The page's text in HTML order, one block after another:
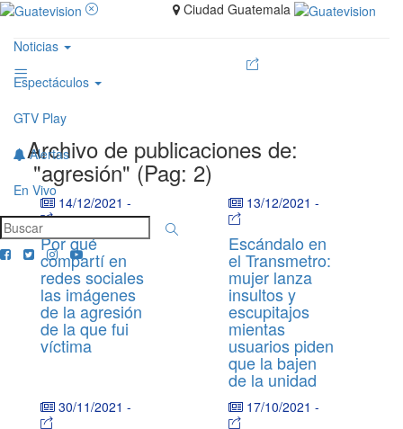
Noticias
Espectáculos
GTV Play
Alertas
En Vivo
Ciudad Guatemala
Archivo de publicaciones de:
"agresión" (Pag: 2)
14/12/2021 -
Por qué
compartí en
redes sociales
las imágenes
de la agresión
de la que fui
víctima
13/12/2021 -
Escándalo en
el Transmetro:
mujer lanza
insultos y
escupitajos
mientas
usuarios piden
que la bajen
de la unidad
30/11/2021 - 17/10/2021 -